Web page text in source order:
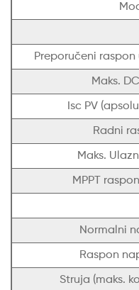
Preporučeni raspon
Maks.
Isc PV
Radni
Maks.
MPPT
Normalni
Raspon
Struja (maks.